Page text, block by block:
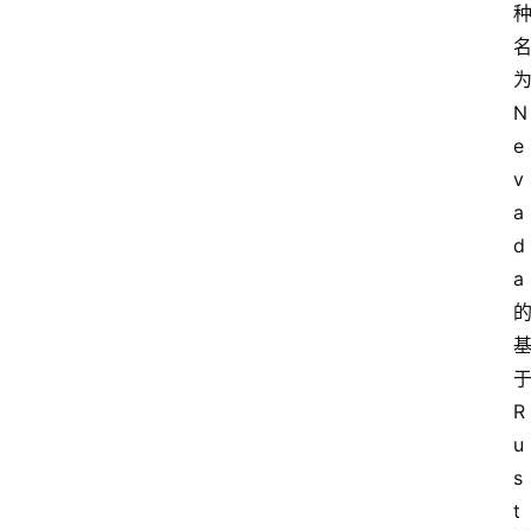
种
名
为
N
e
v
a
d
a
的
基
于
R
u
s
t